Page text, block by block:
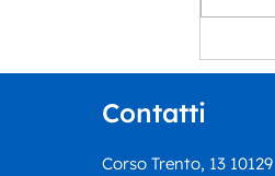
Contatti
Corso Trento, 13